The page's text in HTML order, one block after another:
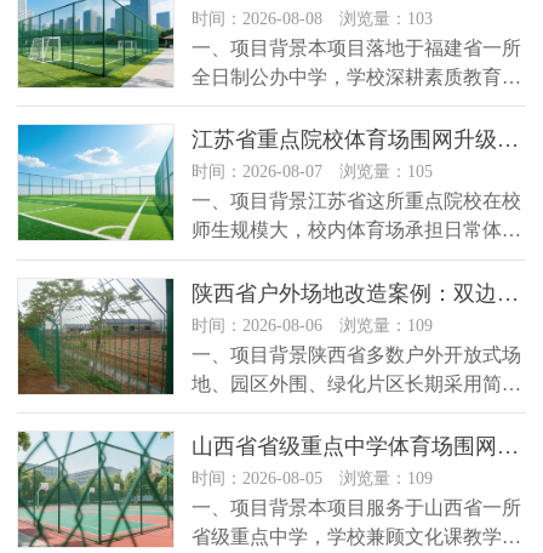
时间：2026-08-08 浏览量：103
一、项目背景本项目落地于福建省一所
全日制公办中学，学校深耕素质教育发
展，体育教学体系完善，校内露天运...
江苏省重点院校体育场围网升级改造应用案例
时间：2026-08-07 浏览量：105
一、项目背景江苏省这所重点院校在校
师生规模大，校内体育场承担日常体育
课教学、课外体育活动、校内赛事举...
陕西省户外场地改造案例：双边丝护栏网如何提升场地规范化管理？
时间：2026-08-06 浏览量：109
一、项目背景陕西省多数户外开放式场
地、园区外围、绿化片区长期采用简易
防护设施，这类传统围挡结构单薄、...
山西省省级重点中学体育场围网更新项目应用案例
时间：2026-08-05 浏览量：109
一、项目背景本项目服务于山西省一所
省级重点中学，学校兼顾文化课教学与